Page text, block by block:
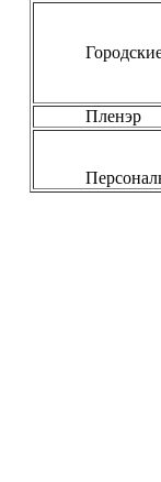
Пленэр